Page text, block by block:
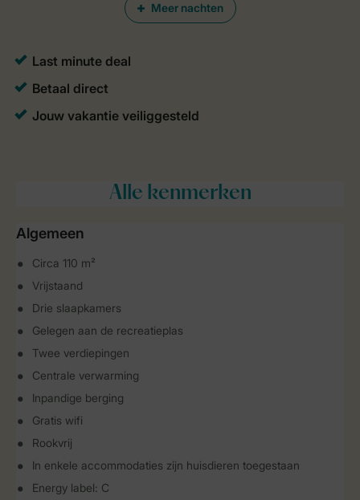
Meer nachten
Alle kenmerken
Algemeen
Circa 110 m²
Vrijstaand
Drie slaapkamers
Gelegen aan de recreatieplas
Twee verdiepingen
Centrale verwarming
Inpandige berging
Gratis wifi
Rookvrij
In enkele accommodaties zijn huisdieren toegestaan
Energy label: C